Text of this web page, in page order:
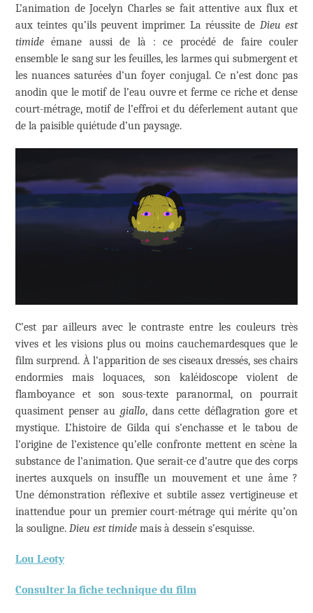
L’animation de Jocelyn Charles se fait attentive aux flux et
aux teintes qu’ils peuvent imprimer. La réussite de Dieu est
timide émane aussi de là : ce procédé de faire couler
ensemble le sang sur les feuilles, les larmes qui submergent et
les nuances saturées d’un foyer conjugal. Ce n’est donc pas
anodin que le motif de l’eau ouvre et ferme ce riche et dense
court-métrage, motif de l’effroi et du déferlement autant que
de la paisible quiétude d’un paysage.
C’est par ailleurs avec le contraste entre les couleurs très
vives et les visions plus ou moins cauchemardesques que le
film surprend. À l’apparition de ses ciseaux dressés, ses chairs
endormies mais loquaces, son kaléidoscope violent de
flamboyance et son sous-texte paranormal, on pourrait
quasiment penser au giallo, dans cette déflagration gore et
mystique. L’histoire de Gilda qui s’enchasse et le tabou de
l’origine de l’existence qu’elle confronte mettent en scène la
substance de l’animation. Que serait-ce d’autre que des corps
inertes auxquels on insuffle un mouvement et une âme ?
Une démonstration réflexive et subtile assez vertigineuse et
inattendue pour un premier court-métrage qui mérite qu’on
la souligne. Dieu est timide mais à dessein s’esquisse.
Lou Leoty
Consulter la fiche technique du film